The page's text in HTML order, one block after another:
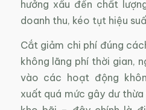
hưởng xấu đến chất
doanh thu, kéo tụt hiệu
Cắt giảm chi phí đúng
không lãng phí thời gian,
vào các hoạt động
xuất quá mức gây dư